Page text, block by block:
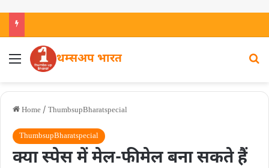
थम्सअप भारत
Home / ThumbsupBharatspecial
ThumbsupBharatspecial
क्या स्पेस में मेल-फीमेल बना सकते हैं